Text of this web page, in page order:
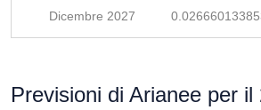
Dicembre 2027
Previsioni di Arianee per il